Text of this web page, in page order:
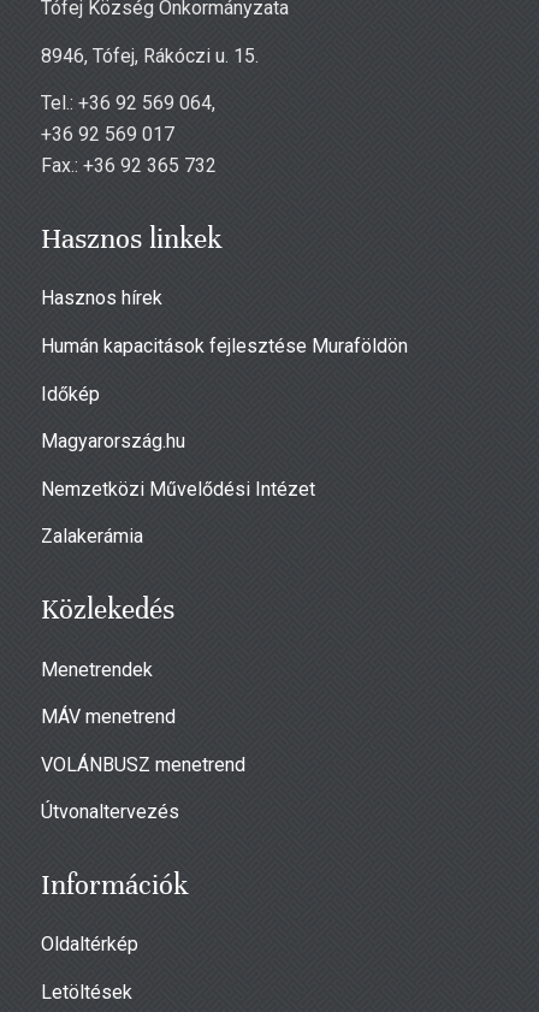
Tófej Község Önkormányzata
8946, Tófej, Rákóczi u. 15.
Tel.: +36 92 569 064,
+36 92 569 017
Fax.: +36 92 365 732
Hasznos linkek
Hasznos hírek
Humán kapacitások fejlesztése Muraföldön
Időkép
Magyarország.hu
Nemzetközi Művelődési Intézet
Zalakerámia
Közlekedés
Menetrendek
MÁV menetrend
VOLÁNBUSZ menetrend
Útvonaltervezés
Információk
Oldaltérkép
Letöltések